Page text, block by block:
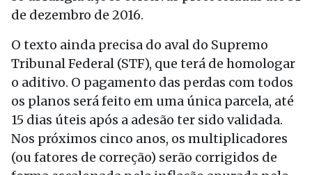
de dezembro de 2016.
O texto ainda precisa do aval do Supremo
Tribunal Federal (STF), que terá de homologar
o aditivo. O pagamento das perdas com todos
os planos será feito em uma única parcela, até
15 dias úteis após a adesão ter sido validada.
Nos próximos cinco anos, os multiplicadores
(ou fatores de correção) serão corrigidos de